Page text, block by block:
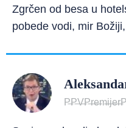
Zgrčen od besa u
pobede vodi, mir